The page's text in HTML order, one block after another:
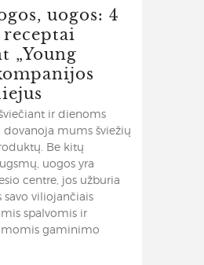
uogos: 4
„Young
ir dienoms
dovanoja mums šviežių
Be kitų
uogos yra
centre, jos užburia
savo viliojančiais
spalvomis ir
gaminimo